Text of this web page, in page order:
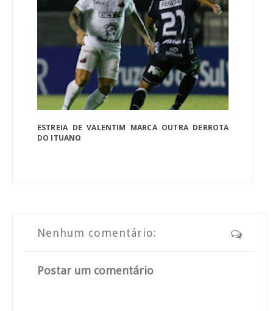
ESTREIA DE VALENTIM MARCA OUTRA DERROTA
DO ITUANO
Nenhum comentário:
Postar um comentário